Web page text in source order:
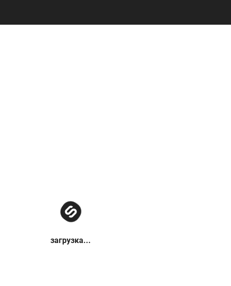
загрузка...